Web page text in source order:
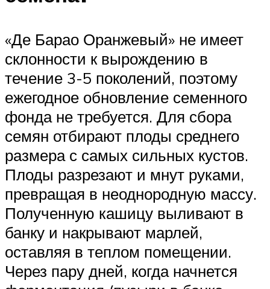
«Де Барао Оранжевый» не имеет
склонности к вырождению в
течение 3-5 поколений, поэтому
ежегодное обновление семенного
фонда не требуется. Для сбора
семян отбирают плоды среднего
размера с самых сильных кустов.
Плоды разрезают и мнут руками,
превращая в неоднородную массу.
Полученную кашицу выливают в
банку и накрывают марлей,
оставляя в теплом помещении.
Через пару дней, когда начнется